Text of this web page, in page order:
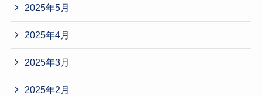
2025年5月
2025年4月
2025年3月
2025年2月